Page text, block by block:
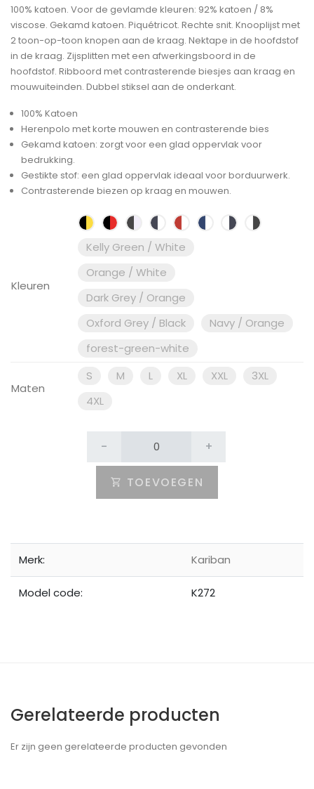
100% katoen. Voor de gevlamde kleuren: 92% katoen / 8%
viscose. Gekamd katoen. Piquétricot. Rechte snit. Knooplijst met
2 toon-op-toon knopen aan de kraag. Nektape in de hoofdstof
in de kraag. Zijsplitten met een afwerkingsboord in de
hoofdstof. Ribboord met contrasterende biesjes aan kraag en
mouwuiteinden. Dubbel stiksel aan de onderkant.
100% Katoen
Herenpolo met korte mouwen en contrasterende bies
Gekamd katoen: zorgt voor een glad oppervlak voor
bedrukking.
Gestikte stof: een glad oppervlak ideaal voor borduurwerk.
Contrasterende biezen op kraag en mouwen.
Kleuren
Kelly Green / White
Orange / White
Dark Grey / Orange
Oxford Grey / Black
Navy / Orange
forest-green-white
Maten
S M L XL XXL
3XL
4XL
- +
TOEVOEGEN
Merk: Kariban
Model code: K272
Gerelateerde producten
Er zijn geen gerelateerde producten gevonden